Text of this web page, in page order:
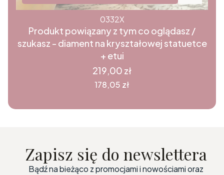
0332X
Produkt powiązany z tym co oglądasz /
szukasz - diament na kryształowej statuetce
+ etui
Cena
219,00 zł
Cena
178,05 zł
Zapisz się do newslettera
Bądź na bieżąco z promocjami i nowościami oraz